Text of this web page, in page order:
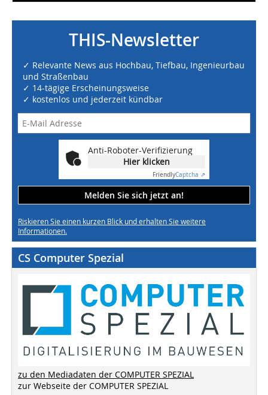
THIS-Newsletter
✓ Relevante News aus Hochbau, Tiefbau, Ingenieurbau
und Straßenbau
✓ 14-tägige Erscheinungsweise
✓ kostenlos und jederzeit kündbar
Anti-Roboter-Verifizierung
Hier klicken
FriendlyCaptcha ⇗
Melden Sie sich jetzt an!
Riskieren Sie einen kurzen Blick und erhalten Sie weitere
Informationen.
CS Computer Spezial
zu den Mediadaten der COMPUTER SPEZIAL
zur Webseite der COMPUTER SPEZIAL